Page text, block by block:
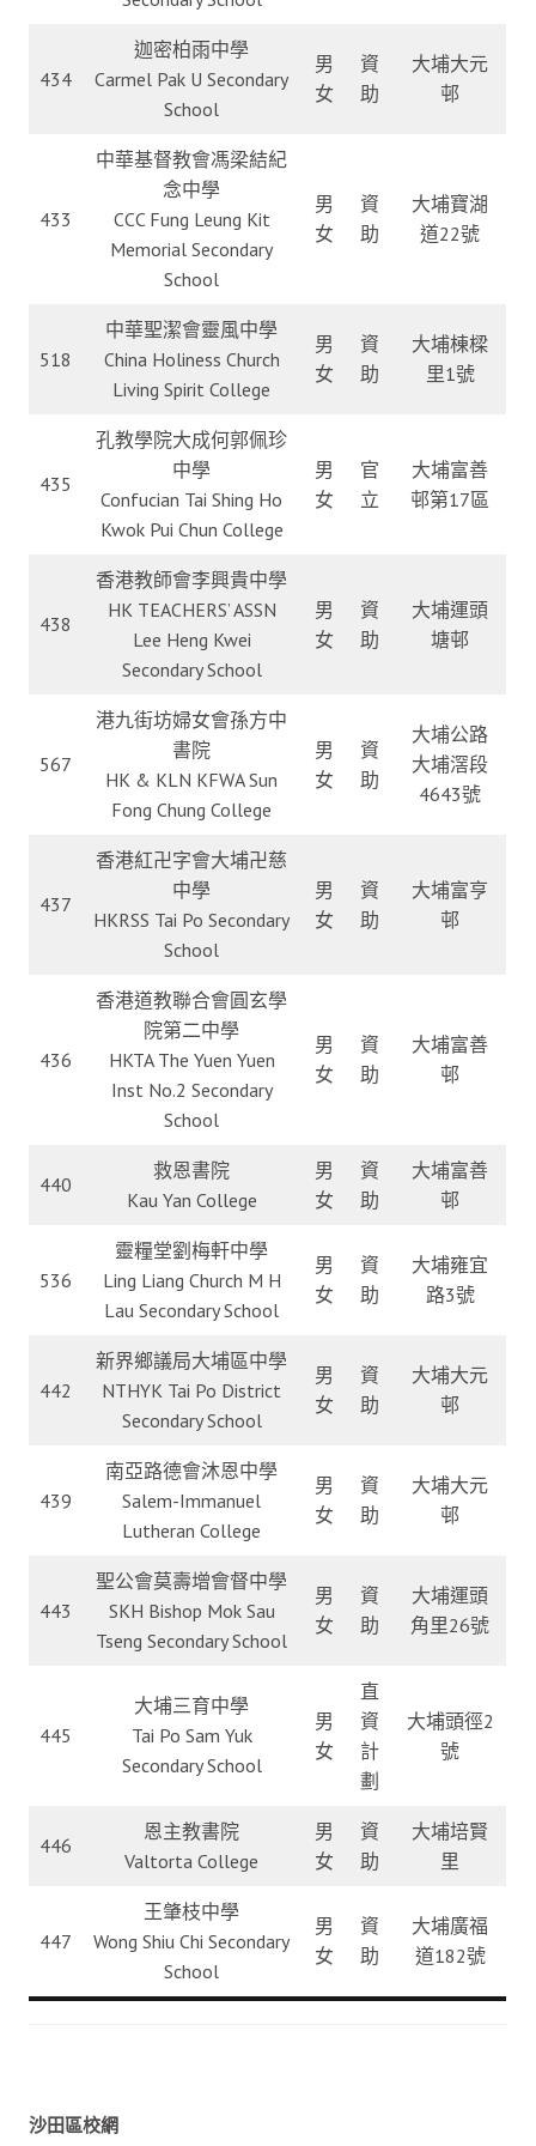
434
迦密柏雨中學
Carmel Pak U Secondary
School
男
女
資
助
大埔大元
邨
433
中華基督教會馮梁結紀
念中學
CCC Fung Leung Kit
Memorial Secondary
School
男
女
資
助
大埔寶湖
道22號
518
中華聖潔會靈風中學
China Holiness Church
Living Spirit College
男
女
資
助
大埔棟樑
里1號
435
孔教學院大成何郭佩珍
中學
Confucian Tai Shing Ho
Kwok Pui Chun College
男
女
官
立
大埔富善
邨第17區
438
香港教師會李興貴中學
HK TEACHERS’ ASSN
Lee Heng Kwei
Secondary School
男
女
資
助
大埔運頭
塘邨
567
港九街坊婦女會孫方中
書院
HK & KLN KFWA Sun
Fong Chung College
男
女
資
助
大埔公路
大埔滘段
4643號
437
香港紅卍字會大埔卍慈
中學
HKRSS Tai Po Secondary
School
男
女
資
助
大埔富亨
邨
436
香港道教聯合會圓玄學
院第二中學
HKTA The Yuen Yuen
Inst No.2 Secondary
School
男
女
資
助
大埔富善
邨
440
救恩書院
Kau Yan College
男
女
資
助
大埔富善
邨
536
靈糧堂劉梅軒中學
Ling Liang Church M H
Lau Secondary School
男
女
資
助
大埔雍宜
路3號
442
新界鄉議局大埔區中學
NTHYK Tai Po District
Secondary School
男
女
資
助
大埔大元
邨
439
南亞路德會沐恩中學
Salem-Immanuel
Lutheran College
男
女
資
助
大埔大元
邨
443
聖公會莫壽增會督中學
SKH Bishop Mok Sau
Tseng Secondary School
男
女
資
助
大埔運頭
角里26號
445
大埔三育中學
Tai Po Sam Yuk
Secondary School
男
女
直
資
計
劃
大埔頭徑2
號
446
恩主教書院
Valtorta College
男
女
資
助
大埔培賢
里
447
王肇枝中學
Wong Shiu Chi Secondary
School
男
女
資
助
大埔廣福
道182號
沙田區校網